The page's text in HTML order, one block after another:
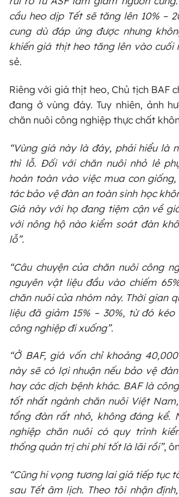
cầu heo dịp Tết sẽ tăng lên 10% –
cung dù đáp ứng được nhưng
khiến giá thịt heo tăng lên vào cuối
sẻ.
Riêng với giá thịt heo, Chủ tịch BAF
đang ở vùng đáy. Tuy nhiên, ảnh
chăn nuôi công nghiệp thực chất
“Vùng giá này là đáy, phải hiểu là
thì lỗ. Đối với chăn nuôi nhỏ lẻ
hoàn toàn vào việc mua con
tác bảo vệ đàn an toàn sinh học
Giá này với họ đang tiệm cận về
với nông hộ nào kiểm soát đàn
lỗ”.
“Câu chuyện của chăn nuôi công
nguyên vật liệu đầu vào chiếm
chăn nuôi của nhóm này. Thời gian
liệu đã giảm 15% – 30%, từ đó
công nghiệp đi xuống”.
“Ở BAF, giá vốn chỉ khoảng
này sẽ có lợi nhuận nếu bảo vệ
hay các dịch bệnh khác. BAF là
tốt nhất ngành chăn nuôi Việt
tổng đàn rất nhỏ, không đáng kể.
nghiệp chăn nuôi có quy trình
thống quản trị chi phí tốt là lãi rồi”,
“Cũng hi vọng tương lai giá tiếp tục
sau Tết âm lịch. Theo tôi nhận